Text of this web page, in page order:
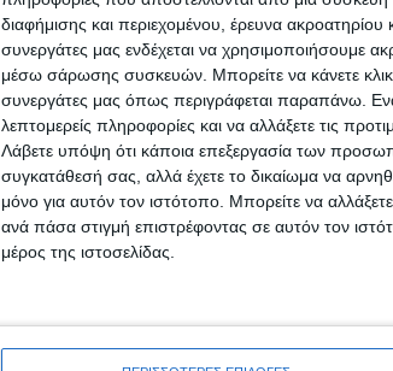
διαφήμισης και περιεχομένου, έρευνα
συνεργάτες μας ενδέχεται να χρησιμοποιήσουμε
μέσω σάρωσης συσκευών. Μπορείτε να κάνετε κλικ
συνεργάτες μας όπως περιγράφεται παραπάνω.
λεπτομερείς πληροφορίες και να αλλάξετε τις
Λάβετε υπόψη ότι κάποια επεξεργασία των
συγκατάθεσή σας, αλλά έχετε το δικαίωμα να
μόνο για αυτόν τον ιστότοπο. Μπορείτε να
ανά πάσα στιγμή επιστρέφοντας σε αυτόν τον
μέρος της ιστοσελίδας.
Ευχές για ταχεία ανάρρωση στον αρχιεπίσκοπο Ιερώνυμο έστειλε ο αναπληρωτής υπουργός Εξωτερικών Μιλτιάδης Βαρβιτσιώτης με ανάρτησή του στο twitter.
“Eύχομαι πλήρη και
Αθηνών και Πάσης
ακολουθούν”, έγραψε ο